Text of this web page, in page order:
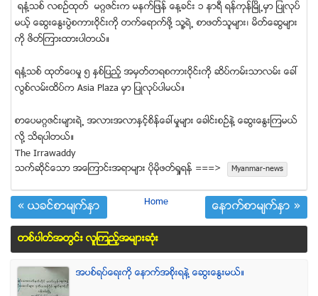
ရနံ႔သစ္ လစဥ္ထုတ္ မဂၢဇင္းက မနက္ျဖန္ ေန႔ခင္း ၁ နာရီ ရန္ကုန္ျမိဳ႕မွာ ျပဳလုပ္
မယ့္ ေဆြးေႏြးပဲြစကားဝုိင္းကုိ တက္ေရာက္ဖုိ႔ သူ႔ရဲ႕ စာဖတ္သူမ်ား၊ မိတ္ေဆြမ်ား
ကုိ ဖိတ္ၾကားထားပါတယ္။
ရနံ႔သစ္ ထုတ္ေ၀မႈ ၅ ႏွစ္ျပည့္ အမွတ္တရစကားဝုိင္းကုိ ဆိပ္ကမ္းသာလမ္း ေခၚ
လြစ္လမ္းထိပ္က Asia Plaza မွာ ျပဳလုပ္ပါမယ္။
စာေပမဂၢဇင္းမ်ားရဲ႕ အလားအလာႏွင့္စိန္ေခၚမႈမ်ား ေခါင္းစဥ္နဲ႔ ေဆြးေႏြးၾကမယ္
လုိ႔ သိရပါတယ္။
The Irrawaddy
သက္ဆုိင္ေသာ အေၾကာင္းအရာမ်ား ပုိမုိဖတ္ရႈရန္ ===>
Myanmar-news
« ယခင္စာမ်က္ႏွာ Home ေနာက္စာမ်က္ႏွာ »
တစ္ပါတ္အတြင္း လူၾကည့္အမ်ားဆံုး
အပစ္ရပ္ေရးကို ေနာက္အစိုးရနဲ႔ ေဆြးေႏြးမယ္။